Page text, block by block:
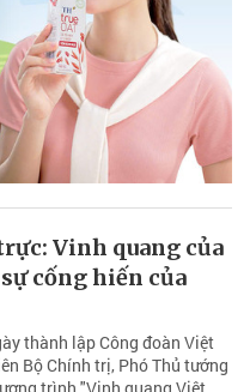
Vinh quang của
cống hiến của
thành lập Công đoàn Việt
Bộ Chính trị, Phó Thủ tướng